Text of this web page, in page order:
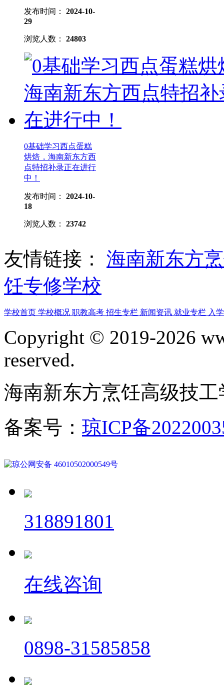
发布时间： 2024-10-
29
浏览人数： 24803
0基础学习西点蛋糕
烘焙，海南新东方西
点特招补录正在进行
中！
发布时间： 2024-10-
18
浏览人数： 23742
友情链接：
海南新东方
饪专修学校
学校首页 学校概况 职教高考 招生专栏 新闻资讯 就业专栏 入
Copyright © 2019-2026
reserved.
海南新东方烹饪高级技
备案号： 琼ICP备
琼公网安备 46010502000549号
318891801
在线咨询
0898-31585858